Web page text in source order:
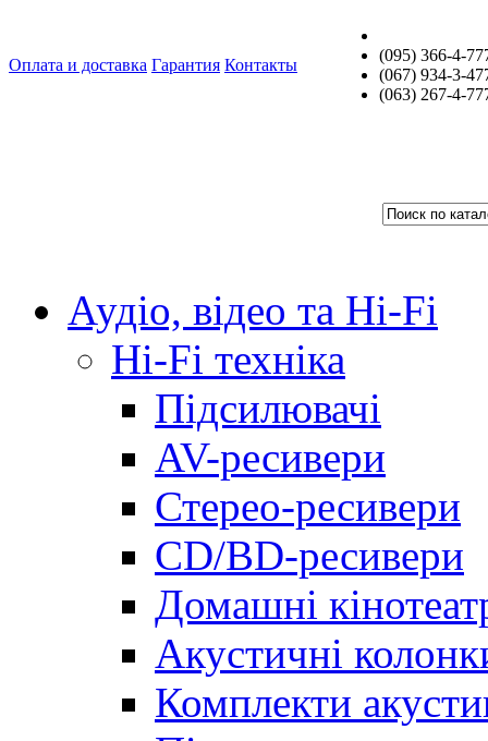
Оплата и доставка Гарантия Контакты
(095) 366-4-
(067) 934-3-
(063) 267-4-
Аудіо, відео та Hi-Fi
Hi-Fi техніка
Підсилювачі
AV-ресивери
Стерео-ресивери
CD/BD-ресивери
Домашні
Акустичні
Комплекти